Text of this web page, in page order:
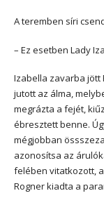
A teremben síri
– Ez esetben Lady
Izabella zavarba jött
jutott az álma,
megrázta a fejét,
ébresztett benne.
mégjobban
azonosítsa az
felében vitatkozott,
Rogner kiadta a